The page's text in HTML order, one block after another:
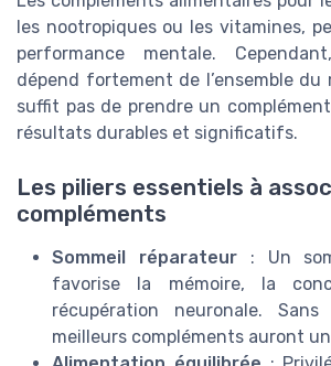
les nootropiques ou les vitamines,
performance mentale.
dépend fortement de l’ensemble du
suffit pas de prendre un
résultats durables et significatifs.
Les piliers essentiels à
compléments
Sommeil réparateur: Un
favorise la mémoire, la
récupération neuronale.
meilleurs compléments auront